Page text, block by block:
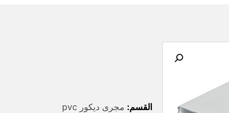
القسم: مجرى ديكور pvc